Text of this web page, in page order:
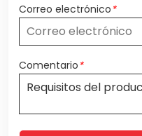
Correo electrónico*
Comentario*